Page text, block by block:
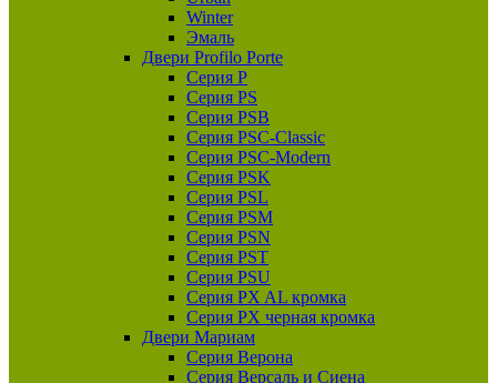
Winter
Эмаль
Двери Profilo Porte
Серия P
Серия PS
Серия PSB
Серия PSC-Classic
Серия PSC-Modern
Серия PSK
Серия PSL
Серия PSM
Серия PSN
Серия PST
Серия PSU
Серия PX AL кромка
Серия PX черная кромка
Двери Мариам
Серия Верона
Серия Версаль и Сиена